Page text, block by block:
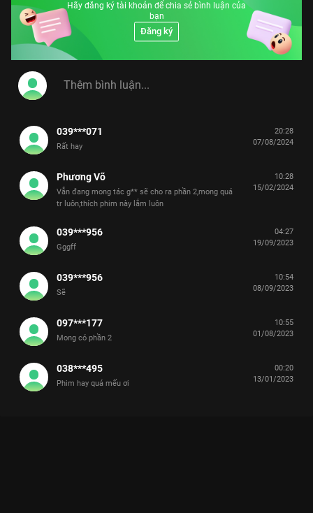
Hãy đăng ký tài khoản để chia sẻ bình luận của
bạn
Đăng ký
039***071
Rất hay
20:28
07/08/2024
Phương Võ
Vẫn đang mong tác g** sẽ cho ra phần 2,mong quá
tr luôn,thích phim này lắm luôn
10:28
15/02/2024
039***956
Gggff
04:27
19/09/2023
039***956
Sẽ
10:54
08/09/2023
097***177
Mong có phần 2
10:55
01/08/2023
038***495
Phim hay quá mếu ơi
00:20
13/01/2023